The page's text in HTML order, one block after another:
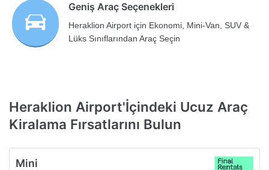
Geniş Araç Seçenekleri
Heraklion Airport için Ekonomi, Mini-Van, SUV &
Lüks Sınıflarından Araç Seçin
Heraklion Airport'İçindeki Ucuz Araç
Kiralama Fırsatlarını Bulun
Mini